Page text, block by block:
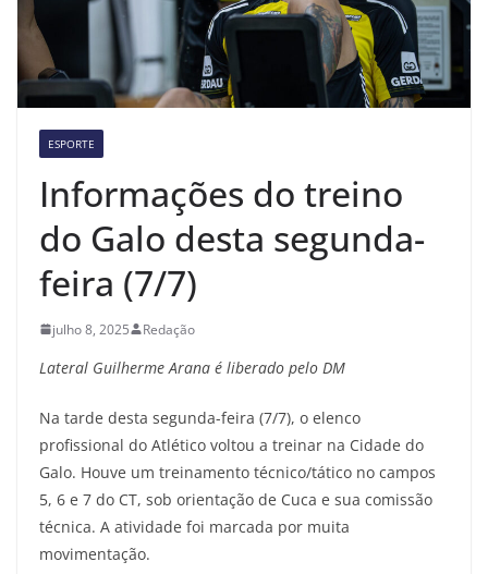
ESPORTE
Informações do treino
do Galo desta segunda-
feira (7/7)
julho 8, 2025 Redação
Lateral Guilherme Arana é liberado pelo DM
Na tarde desta segunda-feira (7/7), o elenco
profissional do Atlético voltou a treinar na Cidade do
Galo. Houve um treinamento técnico/tático no campos
5, 6 e 7 do CT, sob orientação de Cuca e sua comissão
técnica. A atividade foi marcada por muita
movimentação.